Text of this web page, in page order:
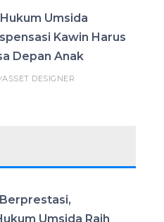
Umsida
Kawin Harus
Depan Anak
ASSET DESIGNER
Umsida Raih